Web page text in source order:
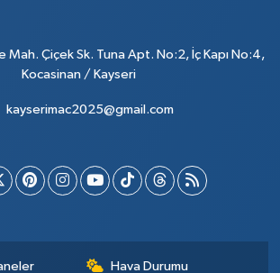
Mah. Çiçek Sk. Tuna Apt. No:2, İç Kapı No:4,
Kocasinan / Kayseri
kayserimac2025@gmail.com
Hava Durumu